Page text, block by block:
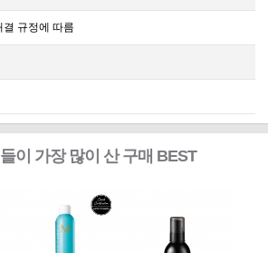
결 규정에 따름
이 가장 많이 산 구매 BEST